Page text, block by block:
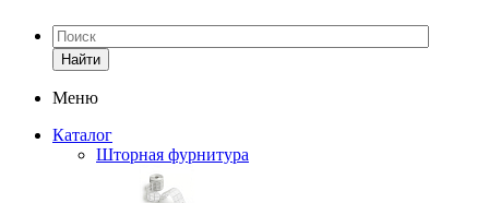
Найти
Меню
Каталог
Шторная фурнитура